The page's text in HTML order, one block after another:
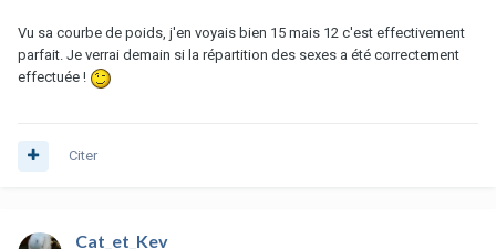
Vu sa courbe de poids, j'en voyais bien 15 mais 12 c'est effectivement
parfait. Je verrai demain si la répartition des sexes a été correctement
effectuée !
Citer
Cat_et_Kev